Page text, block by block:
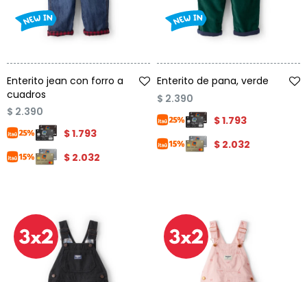
Enterito jean con forro a
cuadros
$ 2.390
$1.793
$ 2.032
Enterito de pana, verde
$ 2.390
$1.793
$ 2.032